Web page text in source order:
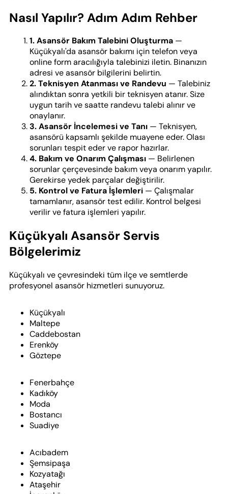
Nasıl Yapılır? Adım Adım Rehber
1. Asansör Bakım Talebini Oluşturma —
Küçükyalı'da asansör bakımı için telefon veya
online form aracılığıyla talebinizi iletin. Binanızın
adresi ve asansör bilgilerini belirtin.
2. Teknisyen Atanması ve Randevu — Talebiniz
alındıktan sonra yetkili bir teknisyen atanır. Size
uygun tarih ve saatte randevu talebi alınır ve
onaylanır.
3. Asansör İncelemesi ve Tanı — Teknisyen,
asansörü kapsamlı şekilde muayene eder. Olası
sorunları tespit eder ve rapor hazırlar.
4. Bakım ve Onarım Çalışması — Belirlenen
sorunlar çerçevesinde bakım veya onarım yapılır.
Gerekirse yedek parçalar değiştirilir.
5. Kontrol ve Fatura İşlemleri — Çalışmalar
tamamlanır, asansör test edilir. Kontrol belgesi
verilir ve fatura işlemleri yapılır.
Küçükyalı Asansör Servis
Bölgelerimiz
Küçükyalı ve çevresindeki tüm ilçe ve semtlerde
profesyonel asansör hizmetleri sunuyoruz.
Küçükyalı
Maltepe
Caddebostan
Erenköy
Göztepe
Fenerbahçe
Kadıköy
Moda
Bostancı
Suadiye
Acıbadem
Şemsipaşa
Kozyatağı
Ataşehir